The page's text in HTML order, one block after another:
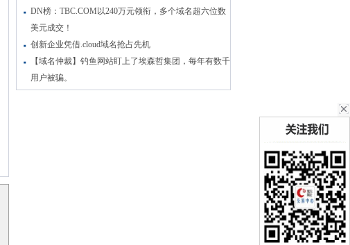
DN榜：TBC.COM以240万元领衔，多个域名超六位数
美元成交！
创新企业凭借.cloud域名抢占先机
【域名仲裁】钓鱼网站盯上了埃森哲集团，每年有数千
用户被骗。